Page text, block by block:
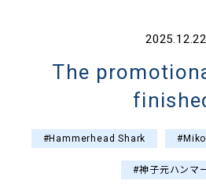
2025.12.22
The
#Hammerhead Shark
#神子元ハンマ